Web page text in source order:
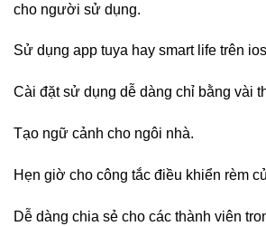
cho người sử dụng.
Sử dụng app tuya hay smart life trên
Cài đặt sử dụng dễ dàng chỉ bằng vài
Tạo ngữ cảnh cho ngôi nhà.
Hẹn giờ cho công tắc điều khiển rèm
Dễ dàng chia sẻ cho các thành viên